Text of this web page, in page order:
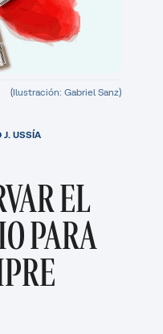
(Ilustración: Gabriel Sanz)
EL
PARA
J. USSÍA